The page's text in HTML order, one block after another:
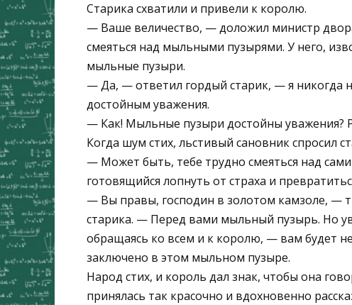
Старика схватили и привели к королю.
— Ваше величество, — доложил министр
смеяться над мыльными пузырями. У него,
мыльные пузыри.
— Да, — ответил гордый старик, — я никогда
достойным уважения.
— Как! Мыльные пузыри достойны уважения?
Когда шум стих, льстивый сановник спросил
— Может быть, тебе трудно смеяться над
готовящийся лопнуть от страха и
— Вы правы, господин в золотом камзоле, —
старика. — Перед вами мыльный пузырь. Но
обращаясь ко всем и к королю, — вам будет
заключено в этом мыльном пузыре.
Народ стих, и король дал знак, чтобы она
принялась так красочно и вдохновенно